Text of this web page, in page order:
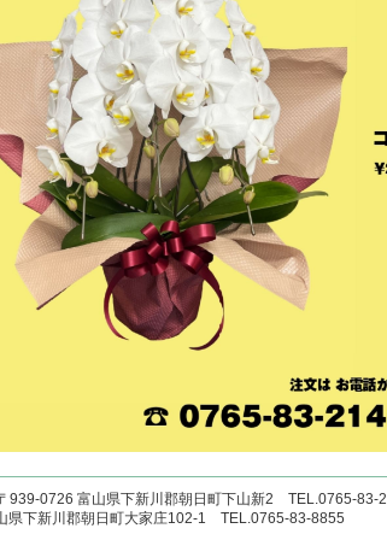
939-0726 富山県下新川郡朝日町下山新2 TEL.0765-83-
県下新川郡朝日町大家庄102-1 TEL.0765-83-8855